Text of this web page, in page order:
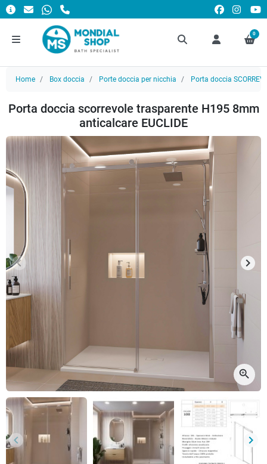
0
Home Box doccia Porte doccia per nicchia Porta doccia
Porta doccia scorrevole trasparente H195 8mm
anticalcare EUCLIDE
Precedente
keyboard_arrow_left keyboard_arrow_right
zoom_in
Precedente
keyboard_arrow_left keyboard_arrow_right